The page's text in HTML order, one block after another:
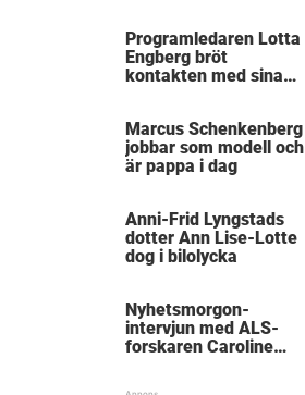
Programledaren Lotta
Engberg bröt
kontakten med sina
Marcus Schenkenberg
jobbar som modell och
är pappa i dag
Anni-Frid Lyngstads
dotter Ann Lise-Lotte
dog i bilolycka
Nyhetsmorgon-
intervjun med ALS-
forskaren Caroline